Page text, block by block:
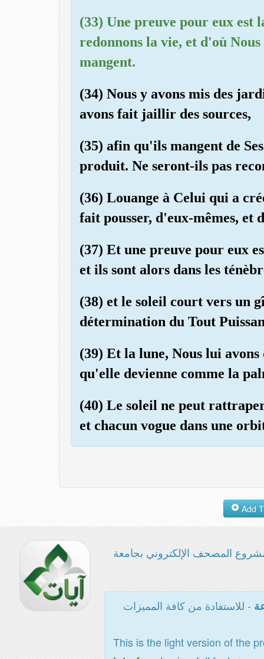
(33) Une preuve pour eux est
redonnons la vie, et d'où
mangent.
(34) Nous y avons mis des
avons fait jaillir des sources,
(35) afin qu'ils mangent de
produit. Ne seront-ils pas
(36) Louange à Celui qui a
fait pousser, d'eux-mêmes, et
(37) Et une preuve pour eux
et ils sont alors dans les
(38) et le soleil court vers un
détermination du Tout
(39) Et la lune, Nous lui
qu'elle devienne comme la
(40) Le soleil ne peut
et chacun vogue dans une
المصحف الإلكتروني بجامعة
- للاستفادة من كافة المميزات
This is the light version of the